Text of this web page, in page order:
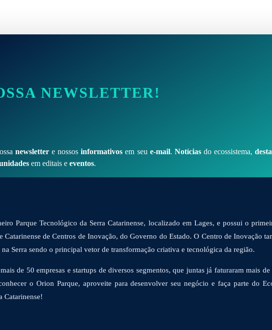
NEWSLETTER!
newslettere nossosinformativos em seu e-mail. Notíciasdo ecossistema,
em editais e eventos.
Parque Tecnológico da Serra Catarinense, localizado em Lages, e possui o
Catarinense de Centros de Inovação, do Governo do Estado. O Centro de Inovação
Serra sendo o principal vetor de transformação criativa e tecnológica da região.
de 50 empresas e startups de diversos segmentos, que juntas já faturaram mais
o Orion Parque, aproveite para desenvolver seu negócio e faça parte do
Catarinense!